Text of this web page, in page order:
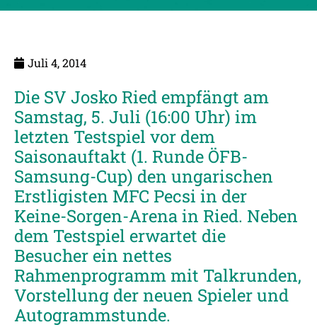
Juli 4, 2014
Die SV Josko Ried empfängt am
Samstag, 5. Juli (16:00 Uhr) im
letzten Testspiel vor dem
Saisonauftakt (1. Runde ÖFB-
Samsung-Cup) den ungarischen
Erstligisten MFC Pecsi in der
Keine-Sorgen-Arena in Ried. Neben
dem Testspiel erwartet die
Besucher ein nettes
Rahmenprogramm mit Talkrunden,
Vorstellung der neuen Spieler und
Autogrammstunde.